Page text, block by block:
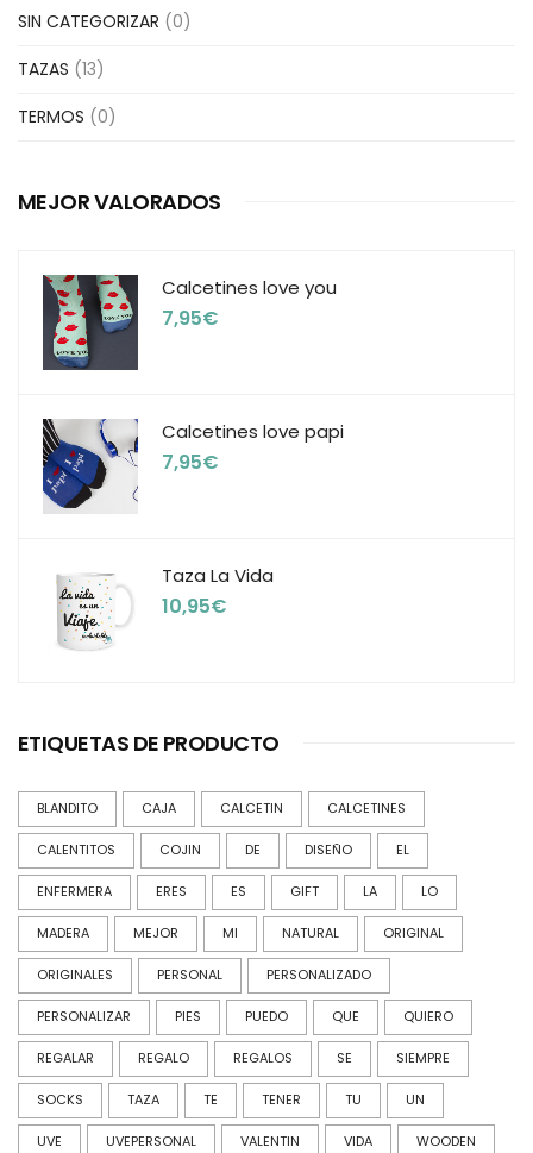
SIN CATEGORIZAR (0)
TAZAS (13)
TERMOS (0)
MEJOR VALORADOS
Calcetines love you
7,95€
Calcetines love papi
7,95€
Taza La Vida
10,95€
ETIQUETAS DE PRODUCTO
BLANDITO CAJA CALCETIN CALCETINES
CALENTITOS COJIN DE DISEÑO EL
ENFERMERA ERES ES GIFT LA LO
MADERA MEJOR MI NATURAL ORIGINAL
ORIGINALES PERSONAL PERSONALIZADO
PERSONALIZAR PIES PUEDO QUE QUIERO
REGALAR REGALO REGALOS SE SIEMPRE
SOCKS TAZA TE TENER TU UN
UVE UVEPERSONAL VALENTIN VIDA WOODEN